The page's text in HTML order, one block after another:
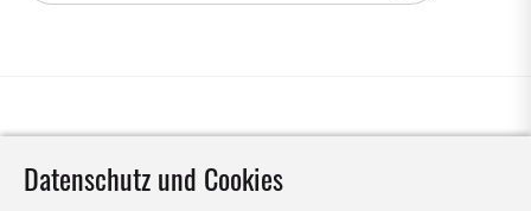
Datenschutz und Cookies